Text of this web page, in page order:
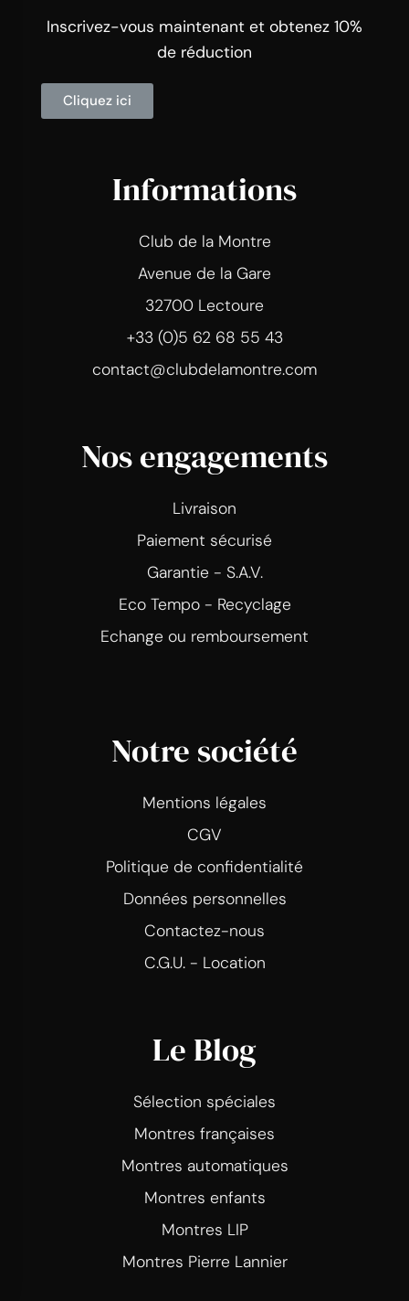
Inscrivez-vous maintenant et obtenez 10%
de réduction
Cliquez ici
Informations
Club de la Montre
Avenue de la Gare
32700 Lectoure
+33 (0)5 62 68 55 43
contact@clubdelamontre.com
Nos engagements
Livraison
Paiement sécurisé
Garantie - S.A.V.
Eco Tempo - Recyclage
Echange ou remboursement
Notre société
Mentions légales
CGV
Politique de confidentialité
Données personnelles
Contactez-nous
C.G.U. - Location
Le Blog
Sélection spéciales
Montres françaises
Montres automatiques
Montres enfants
Montres LIP
Montres Pierre Lannier